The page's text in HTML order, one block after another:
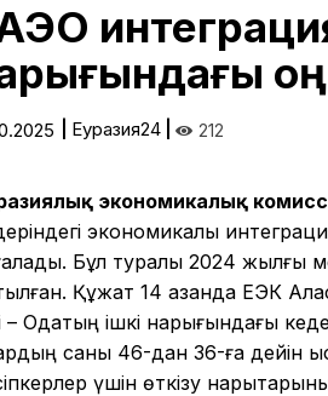
оң
Еуразия24 212
экономикалық
экономикалық
Бұл туралы 2024 жылғы
Құжат 14 қазанда ЕЭК
– Одақтың ішкі нарығындағы
саны 46-дан 36-ға дейін
үшін өткізу